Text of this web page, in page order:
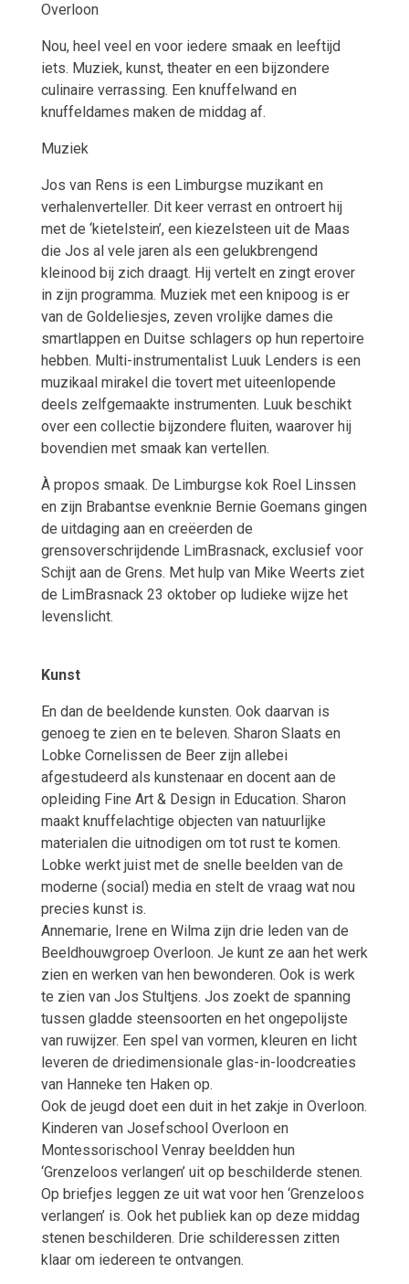
Overloon
Nou, heel veel en voor iedere smaak en leeftijd
iets. Muziek, kunst, theater en een bijzondere
culinaire verrassing. Een knuffelwand en
knuffeldames maken de middag af.
Muziek
Jos van Rens is een Limburgse muzikant en
verhalenverteller. Dit keer verrast en ontroert hij
met de ‘kietelstein’, een kiezelsteen uit de Maas
die Jos al vele jaren als een gelukbrengend
kleinood bij zich draagt. Hij vertelt en zingt erover
in zijn programma. Muziek met een knipoog is er
van de Goldeliesjes, zeven vrolijke dames die
smartlappen en Duitse schlagers op hun repertoire
hebben. Multi-instrumentalist Luuk Lenders is een
muzikaal mirakel die tovert met uiteenlopende
deels zelfgemaakte instrumenten. Luuk beschikt
over een collectie bijzondere fluiten, waarover hij
bovendien met smaak kan vertellen.
À propos smaak. De Limburgse kok Roel Linssen
en zijn Brabantse evenknie Bernie Goemans gingen
de uitdaging aan en creëerden de
grensoverschrijdende LimBrasnack, exclusief voor
Schijt aan de Grens. Met hulp van Mike Weerts ziet
de LimBrasnack 23 oktober op ludieke wijze het
levenslicht.
Kunst
En dan de beeldende kunsten. Ook daarvan is
genoeg te zien en te beleven. Sharon Slaats en
Lobke Cornelissen de Beer zijn allebei
afgestudeerd als kunstenaar en docent aan de
opleiding Fine Art & Design in Education. Sharon
maakt knuffelachtige objecten van natuurlijke
materialen die uitnodigen om tot rust te komen.
Lobke werkt juist met de snelle beelden van de
moderne (social) media en stelt de vraag wat nou
precies kunst is.
Annemarie, Irene en Wilma zijn drie leden van de
Beeldhouwgroep Overloon. Je kunt ze aan het werk
zien en werken van hen bewonderen. Ook is werk
te zien van Jos Stultjens. Jos zoekt de spanning
tussen gladde steensoorten en het ongepolijste
van ruwijzer. Een spel van vormen, kleuren en licht
leveren de driedimensionale glas-in-loodcreaties
van Hanneke ten Haken op.
Ook de jeugd doet een duit in het zakje in Overloon.
Kinderen van Josefschool Overloon en
Montessorischool Venray beeldden hun
‘Grenzeloos verlangen’ uit op beschilderde stenen.
Op briefjes leggen ze uit wat voor hen ‘Grenzeloos
verlangen’ is. Ook het publiek kan op deze middag
stenen beschilderen. Drie schilderessen zitten
klaar om iedereen te ontvangen.